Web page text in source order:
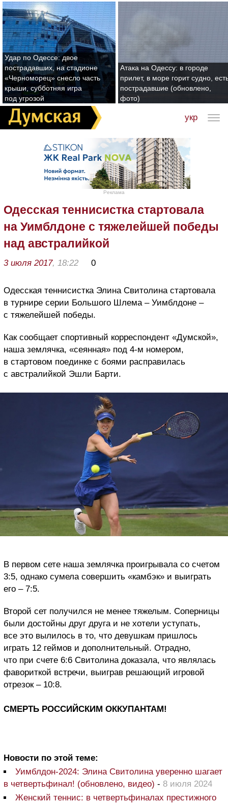
Удар по Одессе: двое
пострадавших, на стадионе
«Черноморец» снесло часть
крыши, субботняя игра
под угрозой
Атака на Одессу: в городе
прилет, в море горит судно,
пострадавшие (обновлено,
фото)
укр
Реклама
Одесская теннисистка стартовала
на Уимблдоне с тяжелейшей победы
над австралийкой
3 июля 2017, 18:22 0
Одесская теннисистка Элина Свитолина стартовала
в турнире серии Большого Шлема – Уимблдоне –
с тяжелейшей победы.
Как сообщает спортивный корреспондент «Думской»,
наша землячка, «сеянная» под 4-м номером,
в стартовом поединке с боями расправилась
с австралийкой Эшли Барти.
В первом сете наша землячка проигрывала со счетом
3:5, однако сумела совершить «камбэк» и выиграть
его – 7:5.
Второй сет получился не менее тяжелым. Соперницы
были достойны друг друга и не хотели уступать,
все это вылилось в то, что девушкам пришлось
играть 12 геймов и дополнительный. Отрадно,
что при счете 6:6 Свитолина доказала, что являлась
фавориткой встречи, выиграв решающий игровой
отрезок – 10:8.
СМЕРТЬ РОССИЙСКИМ ОККУПАНТАМ!
Новости по этой теме:
Уимблдон-2024: Элина Свитолина уверенно шагает
в четвертьфинал! (обновлено, видео) - 8 июля 2024
Женский теннис: в четвертьфиналах престижного